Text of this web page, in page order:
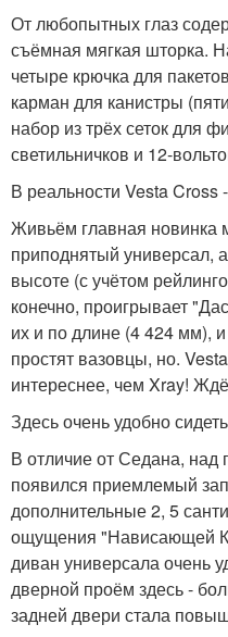
От любопытных глаз
съёмная мягкая шторка.
четыре крючка для
карман для канистры
набор из трёх сеток для
светильничков и 12-
В реальности Vesta Cross
Живьём главная новинка
приподнятый универсал,
высоте (с учётом
конечно, проигрывает
их и по длине (4 424 мм),
простят вазовцы, но.
интереснее, чем Xray!
Здесь очень удобно
В отличие от Седана, над
появился приемлемый
дополнительные 2, 5
ощущения "Нависающей
диван универсала очень
дверной проём здесь -
задней двери стала